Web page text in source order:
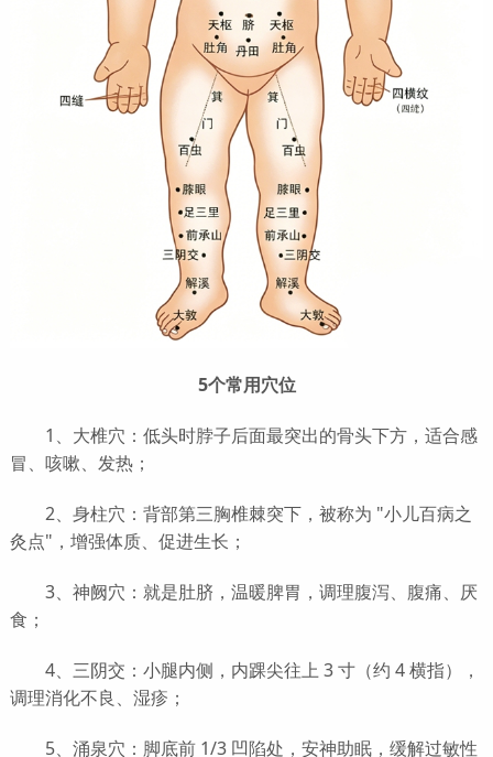
5个常用穴位
1、大椎穴：低头时脖子后面最突出的骨头下方，适合感
冒、咳嗽、发热；
2、身柱穴：背部第三胸椎棘突下，被称为 "小儿百病之
灸点"，增强体质、促进生长；
3、神阙穴：就是肚脐，温暖脾胃，调理腹泻、腹痛、厌
食；
4、三阴交：小腿内侧，内踝尖往上 3 寸（约 4 横指），
调理消化不良、湿疹；
5、涌泉穴：脚底前 1/3 凹陷处，安神助眠，缓解过敏性